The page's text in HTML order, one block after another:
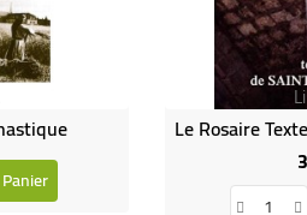
Panier